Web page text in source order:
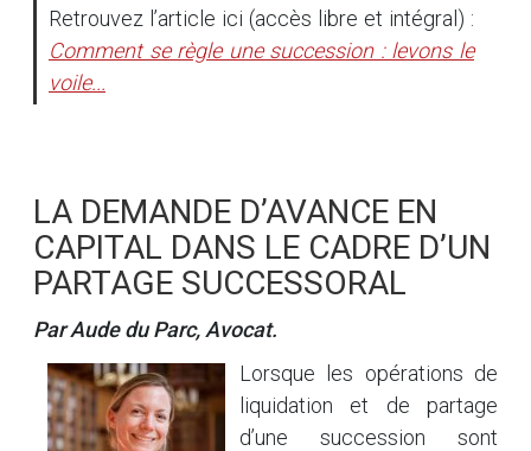
Retrouvez l’article ici (accès libre et intégral) :
Comment se règle une succession : levons le
voile...
LA DEMANDE D’AVANCE EN
CAPITAL DANS LE CADRE D’UN
PARTAGE SUCCESSORAL
Par Aude du Parc, Avocat.
Lorsque les opérations de
liquidation et de partage
d’une succession sont